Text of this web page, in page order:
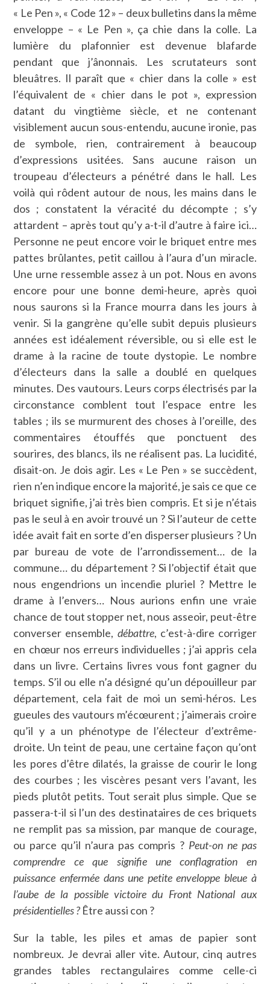
« Le Pen », « Code 12 » – deux bulletins dans la même
enveloppe – « Le Pen », ça chie dans la colle. La
lumière du plafonnier est devenue blafarde
pendant que j’ânonnais. Les scrutateurs sont
bleuâtres. Il paraît que « chier dans la colle » est
l’équivalent de « chier dans le pot », expression
datant du vingtième siècle, et ne contenant
visiblement aucun sous-entendu, aucune ironie, pas
de symbole, rien, contrairement à beaucoup
d’expressions usitées. Sans aucune raison un
troupeau d’électeurs a pénétré dans le hall. Les
voilà qui rôdent autour de nous, les mains dans le
dos ; constatent la véracité du décompte ; s’y
attardent – après tout qu’y a-t-il d’autre à faire ici…
Personne ne peut encore voir le briquet entre mes
pattes brûlantes, petit caillou à l’aura d’un miracle.
Une urne ressemble assez à un pot. Nous en avons
encore pour une bonne demi-heure, après quoi
nous saurons si la France mourra dans les jours à
venir. Si la gangrène qu’elle subit depuis plusieurs
années est idéalement réversible, ou si elle est le
drame à la racine de toute dystopie. Le nombre
d’électeurs dans la salle a doublé en quelques
minutes. Des vautours. Leurs corps électrisés par la
circonstance comblent tout l’espace entre les
tables ; ils se murmurent des choses à l’oreille, des
commentaires étouffés que ponctuent des
sourires, des blancs, ils ne réalisent pas. La lucidité,
disait-on. Je dois agir. Les « Le Pen » se succèdent,
rien n’en indique encore la majorité, je sais ce que ce
briquet signifie, j’ai très bien compris. Et si je n’étais
pas le seul à en avoir trouvé un ? Si l’auteur de cette
idée avait fait en sorte d’en disperser plusieurs ? Un
par bureau de vote de l’arrondissement… de la
commune… du département ? Si l’objectif était que
nous engendrions un incendie pluriel ? Mettre le
drame à l’envers… Nous aurions enfin une vraie
chance de tout stopper net, nous asseoir, peut-être
converser ensemble, débattre, c’est-à-dire corriger
en chœur nos erreurs individuelles ; j’ai appris cela
dans un livre. Certains livres vous font gagner du
temps. S’il ou elle n’a désigné qu’un dépouilleur par
département, cela fait de moi un semi-héros. Les
gueules des vautours m’écœurent ; j’aimerais croire
qu’il y a un phénotype de l’électeur d’extrême-
droite. Un teint de peau, une certaine façon qu’ont
les pores d’être dilatés, la graisse de courir le long
des courbes ; les viscères pesant vers l’avant, les
pieds plutôt petits. Tout serait plus simple. Que se
passera-t-il si l’un des destinataires de ces briquets
ne remplit pas sa mission, par manque de courage,
ou parce qu’il n’aura pas compris ? Peut-on ne pas
comprendre ce que signifie une conflagration en
puissance enfermée dans une petite enveloppe bleue à
l’aube de la possible victoire du Front National aux
présidentielles ? Être aussi con ?
Sur la table, les piles et amas de papier sont
nombreux. Je devrai aller vite. Autour, cinq autres
grandes tables rectangulaires comme celle-ci